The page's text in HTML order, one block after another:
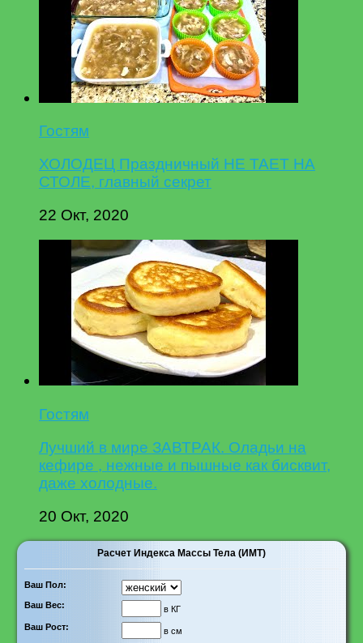
Гостям
ХОЛОДЕЦ Праздничный НЕ ТАЕТ НА
СТОЛЕ, главный секрет
22 Окт, 2020
Гостям
Лучший в мире ЗАВТРАК. Оладьи на
кефире , нежные и пышные как бисквит,
даже холодные.
20 Окт, 2020
Расчет Индекса Массы Тела (ИМТ)
Ваш Пол:
Ваш Вес:
в КГ
Ваш Рост:
в см